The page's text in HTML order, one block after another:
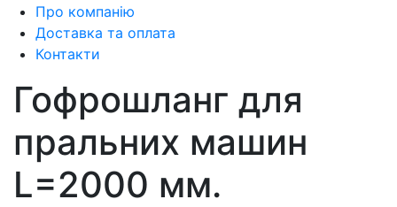
Про компанію
Доставка та оплата
Контакти
Гофрошланг для
пральних машин
L=2000 мм.